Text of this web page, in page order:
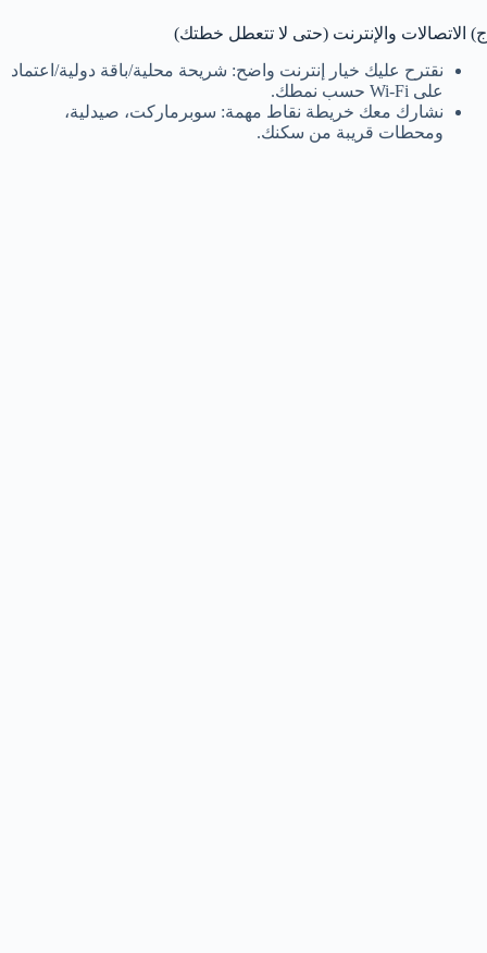
ج) الاتصالات والإنترنت (حتى لا تتعطل خطتك)
نقترح عليك خيار إنترنت واضح: شريحة محلية/باقة دولية/اعتماد
على Wi-Fi حسب نمطك.
نشارك معك خريطة نقاط مهمة: سوبرماركت، صيدلية،
ومحطات قريبة من سكنك.